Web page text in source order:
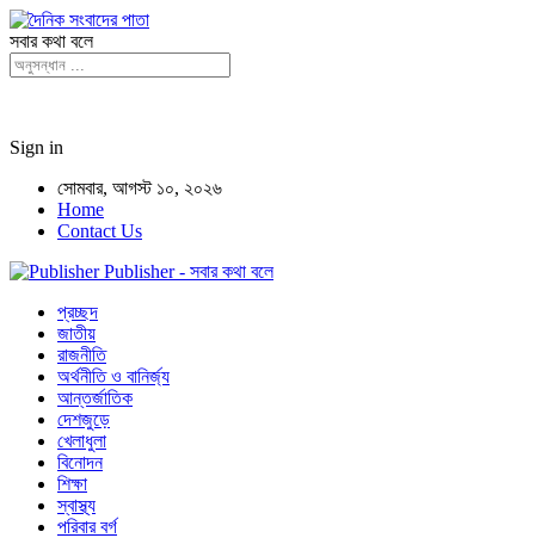
সবার কথা বলে
Sign in
সোমবার, আগস্ট ১০, ২০২৬
Home
Contact Us
Publisher - সবার কথা বলে
প্রচ্ছদ
জাতীয়
রাজনীতি
অর্থনীতি ও বানির্জ্য
আন্তর্জাতিক
দেশজুড়ে
খেলাধুলা
বিনোদন
শিক্ষা
স্বাস্থ্য
পরিবার বর্গ